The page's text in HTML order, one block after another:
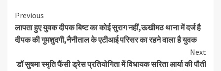
Continue
Reading
Previous
लापता हुए युवक दीपक बिष्ट का कोई सुराग नहीं,ऊखीमठ थाना में दर्ज है
दीपक की गुमशुदगी,नैनीताल के एटीआई परिसर का रहने वाला है युवक
Next
डॉ सुषमा स्मृति फैंसी ड्रेस प्रतियोगिता में विधायक सरिता आर्या की पौती